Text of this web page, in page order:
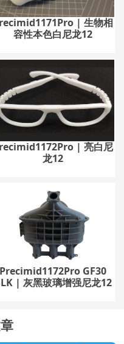
| 生物相
容性本色白尼龙12
| 亮白尼
龙12
Precimid1172Pro GF30
| 灰黑玻璃增强尼龙12